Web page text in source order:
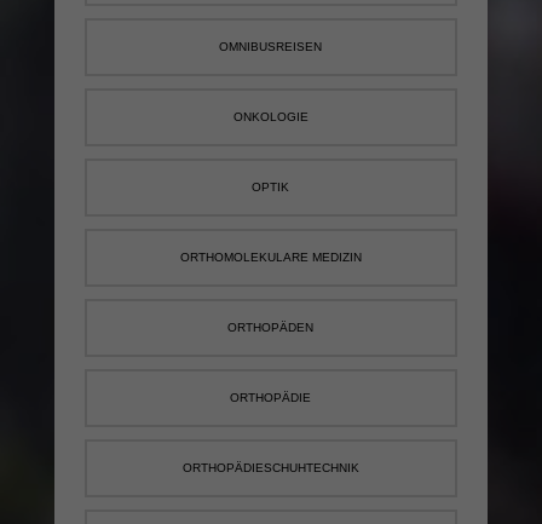
OMNIBUSREISEN
ONKOLOGIE
OPTIK
ORTHOMOLEKULARE MEDIZIN
ORTHOPÄDEN
ORTHOPÄDIE
ORTHOPÄDIESCHUHTECHNIK